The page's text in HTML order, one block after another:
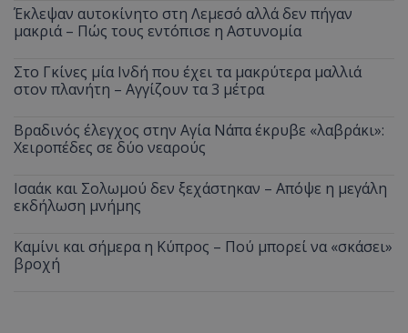
Έκλεψαν αυτοκίνητο στη Λεμεσό αλλά δεν πήγαν
μακριά – Πώς τους εντόπισε η Αστυνομία
Στο Γκίνες μία Ινδή που έχει τα μακρύτερα μαλλιά
στον πλανήτη – Αγγίζουν τα 3 μέτρα
Βραδινός έλεγχος στην Αγία Νάπα έκρυβε «λαβράκι»:
Χειροπέδες σε δύο νεαρούς
Ισαάκ και Σολωμού δεν ξεχάστηκαν – Απόψε η μεγάλη
εκδήλωση μνήμης
Καμίνι και σήμερα η Κύπρος – Πού μπορεί να «σκάσει»
βροχή